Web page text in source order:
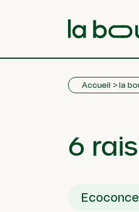
Accueil la
6